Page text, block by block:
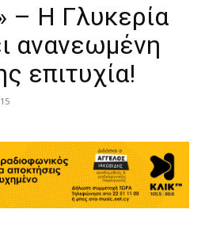
– Η Γλυκερία
ανανεωμένη
επιτυχία!